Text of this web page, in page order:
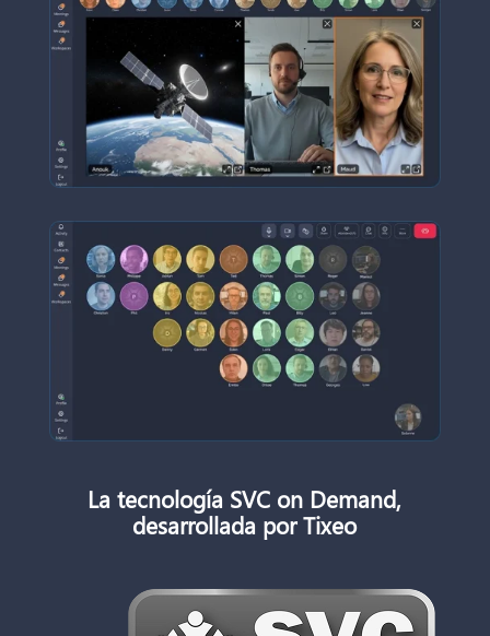
La tecnología SVC on Demand,
desarrollada por Tixeo